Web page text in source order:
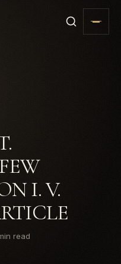
I. V.
read